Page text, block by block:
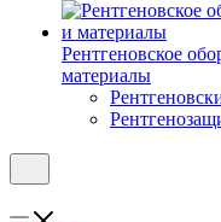
Рентгеновское
материалы